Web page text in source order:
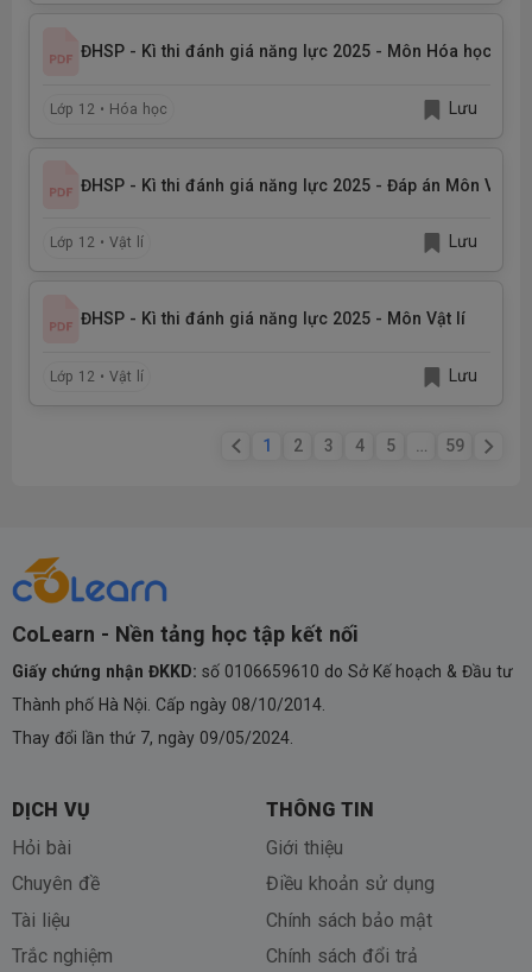
ĐHSP - Kì thi đánh giá năng lực 2025 - Môn Hóa học
Lớp 12 • Hóa học Lưu
ĐHSP - Kì thi đánh giá năng lực 2025 - Đáp án Môn Vật lí
Lớp 12 • Vật lí Lưu
ĐHSP - Kì thi đánh giá năng lực 2025 - Môn Vật lí
Lớp 12 • Vật lí Lưu
1 2 3 4 5 59
CoLearn - Nền tảng học tập kết nối
Giấy chứng nhận ĐKKD: số 0106659610 do Sở Kế hoạch & Đầu tư
Thành phố Hà Nội. Cấp ngày 08/10/2014.
Thay đổi lần thứ 7, ngày 09/05/2024.
DỊCH VỤ
Hỏi bài
Chuyên đề
Tài liệu
Trắc nghiệm
THÔNG TIN
Giới thiệu
Điều khoản sử dụng
Chính sách bảo mật
Chính sách đổi trả